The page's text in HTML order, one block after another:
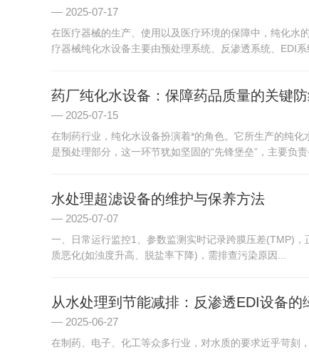
2025-07-17
在医疗器械的生产、使用以及医疗环境的保障中，纯化水
疗器械纯化水设备主要由预处理系统、反渗透系统、EDI系
药厂纯化水设备：保障药品质量的关键
2025-07-15
在制药行业，纯化水设备扮演着*的角色。它所生产的纯
是预处理部分，这一环节犹如坚固的“先锋堡垒”，主要负责
水处理超滤设备的维护与保养方法
2025-07-07
一、日常运行监控‌1、参数监测‌实时记录跨膜压差(TMP)
质恶化(如浊度升高、脱盐率下降)，需排查污染原因...
从水处理到节能减排：反渗透EDI设备的
2025-06-27
在制药、电子、化工等众多行业，对水质的要求近乎苛刻